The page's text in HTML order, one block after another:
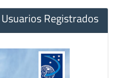
Registrados